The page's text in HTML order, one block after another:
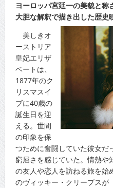
ヨーロッパ宮廷一の美貌と
大胆な解釈で描き出した歴史
美しきオ
ーストリア
皇妃エリザ
ベートは、
1877年のク
リスマスイ
ブに40歳の
誕生日を迎
える。世間
の印象を保
つために奮闘していた彼女だ
窮屈さを感じていた。情熱や
の友人や恋人を訪ねる旅を始
のヴィッキー・クリープスが